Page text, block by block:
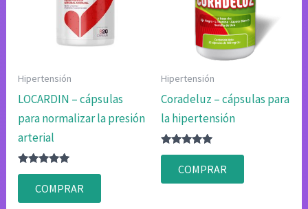
Hipertensión
LOCARDIN – cápsulas
para normalizar la presión
arterial
Valorado
4.75
de 5
COMPRAR
Hipertensión
Coradeluz – cápsulas para
la hipertensión
Valorado
4.75
de 5
COMPRAR